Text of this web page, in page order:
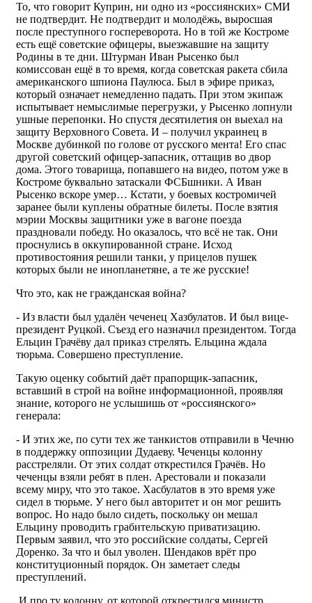
То, что говорит Куприн, ни одно из «россиянских» СМИ
не подтвердит. Не подтвердит и молодёжь, выросшая
после преступного госпереворота. Но в той же Костроме
есть ещё советские офицеры, выезжавшие на защиту
Родины в те дни. Штурман Иван Рысенко был
комиссован ещё в то время, когда советская ракета сбила
американского шпиона Паулюса. Был в эфире приказ,
который означает немедленно падать. При этом экипаж
испытывает немыслимые перегрузки, у Рысенко лопнули
ушные перепонки. Но спустя десятилетия он выехал на
защиту Верховного Совета. И – получил украинец в
Москве дубинкой по голове от русского мента! Его спас
другой советский офицер-запасник, оттащив во двор
дома. Этого товарища, попавшего на видео, потом уже в
Костроме буквально затаскали ФСБшники. А Иван
Рысенко вскоре умер… Кстати, у боевых костромичей
заранее были куплены обратные билеты. После взятия
мэрии Москвы защитники уже в вагоне поезда
праздновали победу. Но оказалось, что всё не так. Они
проснулись в оккупированной стране. Исход
противостояния решили танки, у прицелов пушек
которых были не инопланетяне, а те же русские!
Что это, как не гражданская война?
- Из власти был удалён чеченец Хазбулатов. И был вице-
президент Руцкой. Съезд его назначил президентом. Тогда
Ельцин Грачёву дал приказ стрелять. Ельцина ждала
тюрьма. Совершено преступление.
Такую оценку событий даёт прапорщик-запасник,
вставший в строй на войне информационной, проявляя
знание, которого не услышишь от «россиянского»
генерала:
- И этих же, по сути тех же танкистов отправили в Чечню
в поддержку оппозиции Дудаеву. Чеченцы колонну
расстреляли. От этих солдат открестился Грачёв. Но
чеченцы взяли ребят в плен. Арестовали и показали
всему миру, что это такое. Хасбулатов в это время уже
сидел в тюрьме. У него был авторитет и он мог решить
вопрос. Но надо было сидеть, поскольку он мешал
Ельцину проводить грабительскую приватизацию.
Первым заявил, что это российские солдаты, Сергей
Доренко. За что и был уволен. Шендаков врёт про
конституционный порядок. Он заметает следы
преступлений.
И про ту колонну, от которой открестился министр